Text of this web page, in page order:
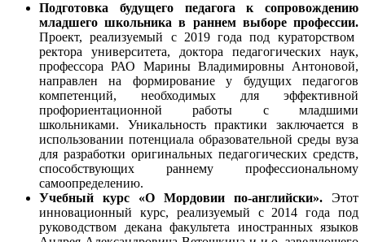
Подготовка будущего педагога к сопровождению
младшего школьника в раннем выборе профессии.
Проект, реализуемый с 2019 года под кураторством
ректора университета, доктора педагогических наук,
профессора РАО Марины Владимировны Антоновой,
направлен на формирование у будущих педагогов
компетенций, необходимых для эффективной
профориентационной работы с младшими
школьниками. Уникальность практики заключается в
использовании потенциала образовательной среды вуза
для разработки оригинальных педагогических средств,
способствующих раннему профессиональному
самоопределению.
Учебный курс «О Мордовии по-английски». Этот
инновационный курс, реализуемый с 2014 года под
руководством декана факультета иностранных языков